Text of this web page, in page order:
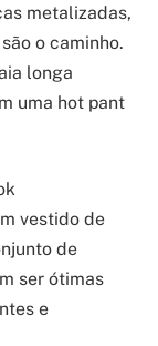
metalizadas,
o caminho.
longa
uma hot pant
vestido de
de
ser ótimas
e